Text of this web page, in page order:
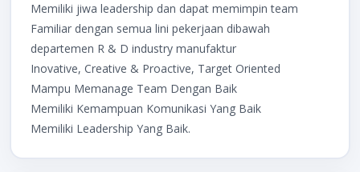
Memiliki jiwa leadership dan dapat memimpin team
Familiar dengan semua lini pekerjaan dibawah
departemen R & D industry manufaktur
Inovative, Creative & Proactive, Target Oriented
Mampu Memanage Team Dengan Baik
Memiliki Kemampuan Komunikasi Yang Baik
Memiliki Leadership Yang Baik.